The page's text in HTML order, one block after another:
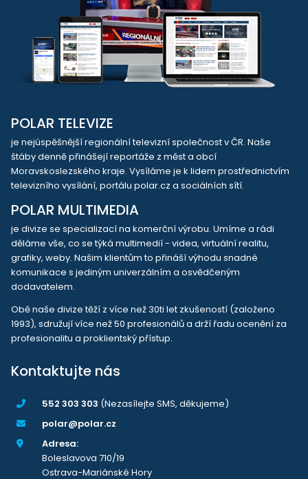
POLAR TELEVIZE
je nejúspěšnější regionální televizní společnost v ČR. Naše
štáby denně přinášejí reportáže z měst a obcí
Moravskoslezského kraje. Vysíláme je k lidem prostřednictvím
televizního vysílání, portálu polar.cz a sociálních sítí.
POLAR MULTIMEDIA
je divize se specializací na komerční výrobu. Umíme a rádi
děláme vše, co se týká multimedií - videa, virtuální realitu,
grafiky, weby. Našim klientům to přináší výhodu snadné
komunikace s jediným univerzálním a osvědčeným
dodavatelem.
Obě naše divize těží z více než 30ti let zkušeností (založeno
1993), sdružují více než 50 profesionálů a drží řadu ocenění za
profesionalitu a proklientský přístup.
Kontaktujte nás
552 303 303 (Nezasílejte SMS, děkujeme)
polar@polar.cz
Adresa:
Boleslavova 710/19
Ostrava-Mariánské Hory